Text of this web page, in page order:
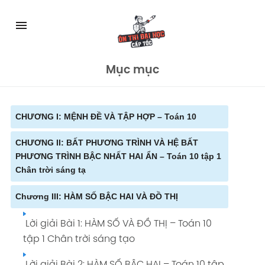
menu
Mục mục
CHƯƠNG I: MỆNH ĐỀ VÀ TẬP HỢP – Toán 10
Lời giải BÀI 1: MỆNH ĐỀ - Toán 10 Chân trời
sáng tạo
Lời giải Bài 3: CÁC PHÉP TOÁN TRÊN TẬP HỢP
- Toán 10 Chân trời sáng tạo
Lời giải BÀI TẬP CUỐI CHƯƠNG 1 - Toán 10
Chân trời sáng tạo
CHƯƠNG II: BẤT PHƯƠNG TRÌNH VÀ HỆ BẤT
PHƯƠNG TRÌNH BẬC NHẤT HAI ẨN – Toán 10 tập 1
Chân trời sáng tạ
Lời giải Bài 1: BẤT PHƯƠNG TRÌNH BẬC NHẤT
HAI ẨN – Toán 10 tập 1 Chân trời sáng tạo
Lời giải Bài 2: HỆ BẤT PHƯƠNG TRÌNH BẬC
NHẤT HAI ẨN – Toán 10 tập 1 Chân trời sáng
Chương III: HÀM SỐ BẬC HAI VÀ ĐỒ THỊ
Lời giải Bài 1: HÀM SỐ VÀ ĐỒ THỊ – Toán 10
tập 1 Chân trời sáng tạo